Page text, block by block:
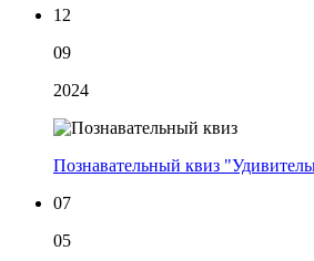
12
09
2024
Познавательный квиз
07
05